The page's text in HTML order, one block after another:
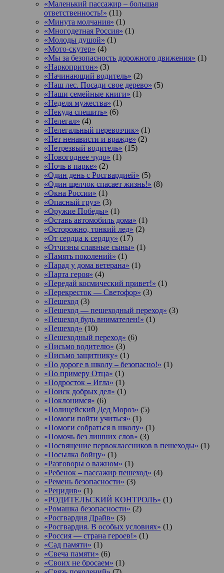
«Маленький пассажир – большая
ответственность!» (11)
«Минута молчания» (1)
«Многодетная Россия» (1)
«Молоды душой» (1)
«Мото-скутер» (4)
«Мы за безопасность дорожного движения» (1)
«Наркопритон» (3)
«Начинающий водитель» (2)
«Наш лес. Посади свое дерево» (5)
«Наши семейные книги» (1)
«Неделя мужества» (1)
«Некуда спешить» (6)
«Нелегал» (4)
«Нелегальный перевозчик» (1)
«Нет ненависти и вражде» (2)
«Нетрезвый водитель» (15)
«Новогоднее чудо» (1)
«Ночь в парке» (2)
«Один день с Росгвардией» (5)
«Один щелчок спасает жизнь!» (8)
«Окна России» (1)
«Опасный груз» (3)
«Оружие Победы» (1)
«Оставь автомобиль дома» (1)
«Осторожно, тонкий лед» (2)
«От сердца к сердцу» (17)
«Отчизны славные сыны» (1)
«Память поколений» (1)
«Парад у дома ветерана» (1)
«Парта героя» (4)
«Передай космический привет!» (1)
«Перекресток — Светофор» (3)
«Пешеход (3)
«Пешеход — пешеходный переход» (3)
«Пешеход будь внимателен!» (1)
«Пешеход» (10)
«Пешеходный переход» (6)
«Письмо водителю» (3)
«Письмо защитнику» (1)
«По дороге в школу – безопасно!» (1)
«По примеру Отца» (1)
«Подросток ‒ Игла» (1)
«Поиск добрых дел» (1)
«Поклонимся» (6)
«Полицейский Дед Мороз» (5)
«Помоги пойти учиться» (1)
«Помоги собраться в школу» (1)
«Помочь без лишних слов» (3)
«Посвящение первоклассников в пешеходы» (1)
«Посылка бойцу» (1)
«Разговоры о важном» (1)
«Ребенок – пассажир пешеход» (4)
«Ремень безопасности» (3)
«Рецидив» (1)
«РОДИТЕЛЬСКИЙ КОНТРОЛЬ» (1)
«Ромашка безопасности» (2)
«Росгвардия Драйв» (3)
«Росгвардия. В особых условиях» (1)
«Россия — страна героев!» (1)
«Сад памяти» (1)
«Свеча памяти» (6)
«Своих не бросаем» (1)